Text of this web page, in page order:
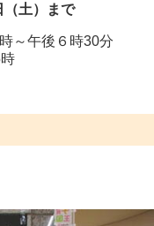
（土）まで
午後６時30分